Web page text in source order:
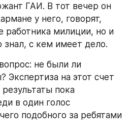
ГАИ. В тот вечер он
у него, говорят,
работника милиции, но и
знал, с кем имеет дело.
не были ли
Экспертиза на этот счет
пока
в один голос
подобного за ребятами